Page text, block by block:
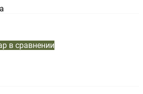
в сравнении